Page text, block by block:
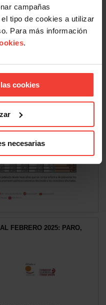
campañas
tipo de cookies a utilizar
Para más información
.
cookies
necesarias
JULIO 2025: PARO,
FEBRERO 2025: PARO,